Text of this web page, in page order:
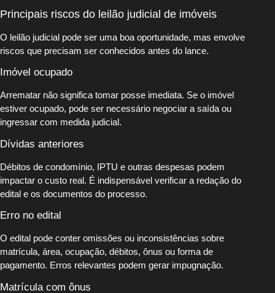
Principais riscos do leilão judicial de imóveis
O leilão judicial pode ser uma boa oportunidade, mas envolve
riscos que precisam ser conhecidos antes do lance.
Imóvel ocupado
Arrematar não significa tomar posse imediata. Se o imóvel
estiver ocupado, pode ser necessário negociar a saída ou
ingressar com medida judicial.
Dívidas anteriores
Débitos de condomínio, IPTU e outras despesas podem
impactar o custo real. É indispensável verificar a redação do
edital e os documentos do processo.
Erro no edital
O edital pode conter omissões ou inconsistências sobre
matrícula, área, ocupação, débitos, ônus ou forma de
pagamento. Erros relevantes podem gerar impugnação.
Matrícula com ônus